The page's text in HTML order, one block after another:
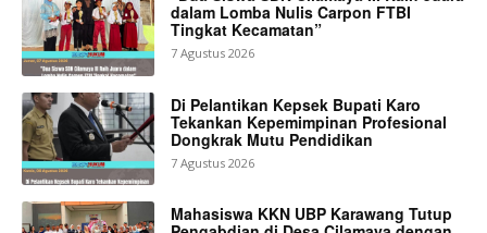
dalam Lomba Nulis Carpon FTBI
Tingkat Kecamatan”
7 Agustus 2026
Di Pelantikan Kepsek Bupati Karo
Tekankan Kepemimpinan Profesional
Dongkrak Mutu Pendidikan
7 Agustus 2026
Mahasiswa KKN UBP Karawang Tutup